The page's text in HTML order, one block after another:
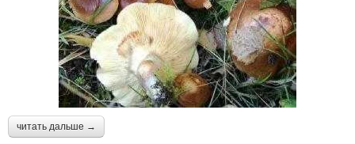
читать дальше →